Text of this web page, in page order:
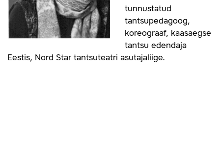
tunnustatud
tantsupedagoog,
koreograaf, kaasaegse
tantsu edendaja
Eestis, Nord Star tantsuteatri asutajaliige.